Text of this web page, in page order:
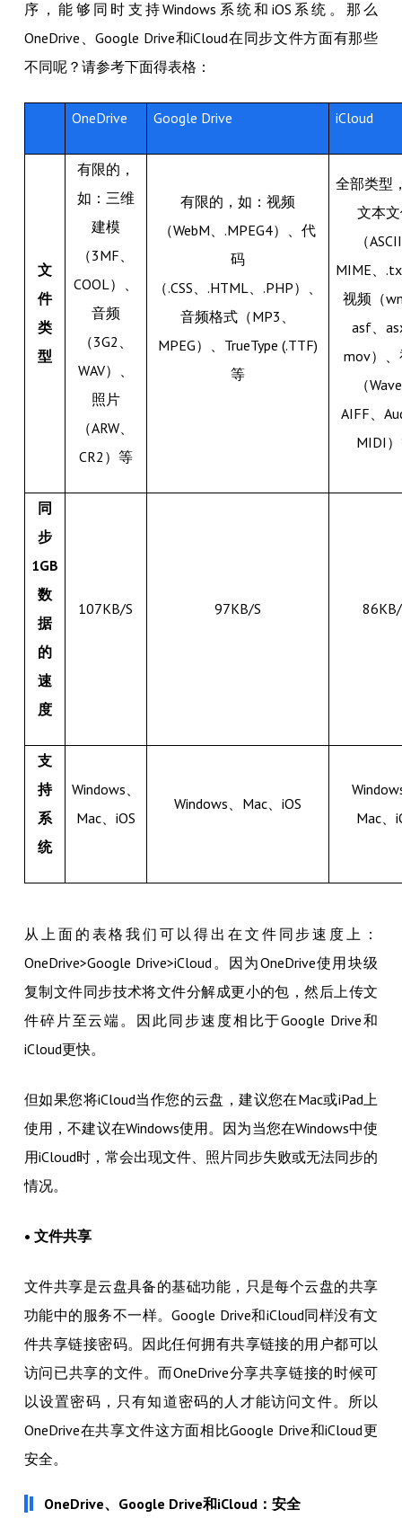
序，能够同时支持Windows系统和iOS系统。那么
OneDrive、Google Drive和iCloud在同步文件方面有那些
不同呢？请参考下面得表格：
OneDrive Google Drive iCloud
文
件
类
型
有限的，
如：三维
建模
（3MF、
COOL）、
音频
（3G2、
WAV）、
照片
（ARW、
CR2）等
有限的，如：视频
（WebM、.MPEG4）、代
码
（.CSS、.HTML、.PHP）、
音频格式（MP3、
MPEG）、TrueType (.TTF)
等
全部类型
文本
（
MIME、
视频（
asf、
mov）
（
AIFF、
MIDI
同
步
1GB
数
据
的
速
度
107KB/S 97KB/S
支
持
系
统
Windows、
Mac、iOS
Windows、Mac、iOS
Mac、
从上面的表格我们可以得出在文件同步速度上：
OneDrive>Google Drive>iCloud。因为OneDrive使用块级
复制文件同步技术将文件分解成更小的包，然后上传文
件碎片至云端。因此同步速度相比于Google Drive和
iCloud更快。
但如果您将iCloud当作您的云盘，建议您在Mac或iPad上
使用，不建议在Windows使用。因为当您在Windows中使
用iCloud时，常会出现文件、照片同步失败或无法同步的
情况。
• 文件共享
文件共享是云盘具备的基础功能，只是每个云盘的共享
功能中的服务不一样。Google Drive和iCloud同样没有文
件共享链接密码。因此任何拥有共享链接的用户都可以
访问已共享的文件。而OneDrive分享共享链接的时候可
以设置密码，只有知道密码的人才能访问文件。所以
OneDrive在共享文件这方面相比Google Drive和iCloud更
安全。
OneDrive、Google Drive和iCloud：安全